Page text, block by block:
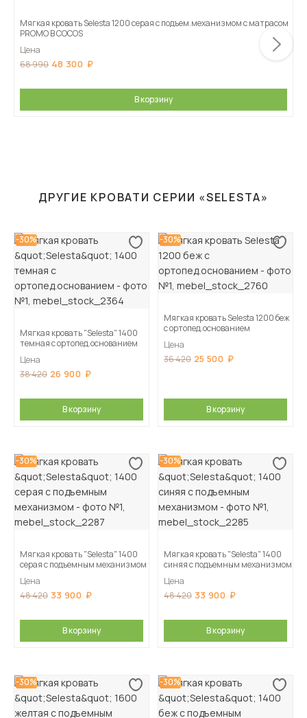
Мягкая кровать Selesta 1200 серая с подъем.механизмом с матрасом
PROMO B COCOS
Цена
68 990 48 300
В корзину
ДРУГИЕ КРОВАТИ СЕРИИ «SELESTA»
-30%
Мягкая кровать "Selesta" 1400
темная с ортопед.основанием
Цена
38 420 26 900
В корзину
-30%
Мягкая кровать Selesta 1200 беж
с ортопед.основанием
Цена
36 420 25 500
В корзину
-30%
Мягкая кровать "Selesta" 1400
серая с подъемным механизмом
Цена
48 420 33 900
В корзину
-30%
Мягкая кровать "Selesta" 1400
синяя с подъемным механизмом
Цена
48 420 33 900
В корзину
-30% -30%